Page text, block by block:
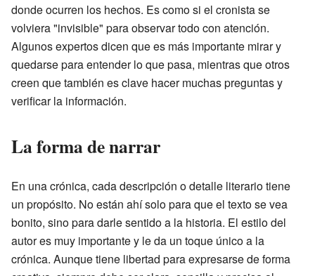
donde ocurren los hechos. Es como si el cronista se
volviera "invisible" para observar todo con atención.
Algunos expertos dicen que es más importante mirar y
quedarse para entender lo que pasa, mientras que otros
creen que también es clave hacer muchas preguntas y
verificar la información.
La forma de narrar
En una crónica, cada descripción o detalle literario tiene
un propósito. No están ahí solo para que el texto se vea
bonito, sino para darle sentido a la historia. El estilo del
autor es muy importante y le da un toque único a la
crónica. Aunque tiene libertad para expresarse de forma